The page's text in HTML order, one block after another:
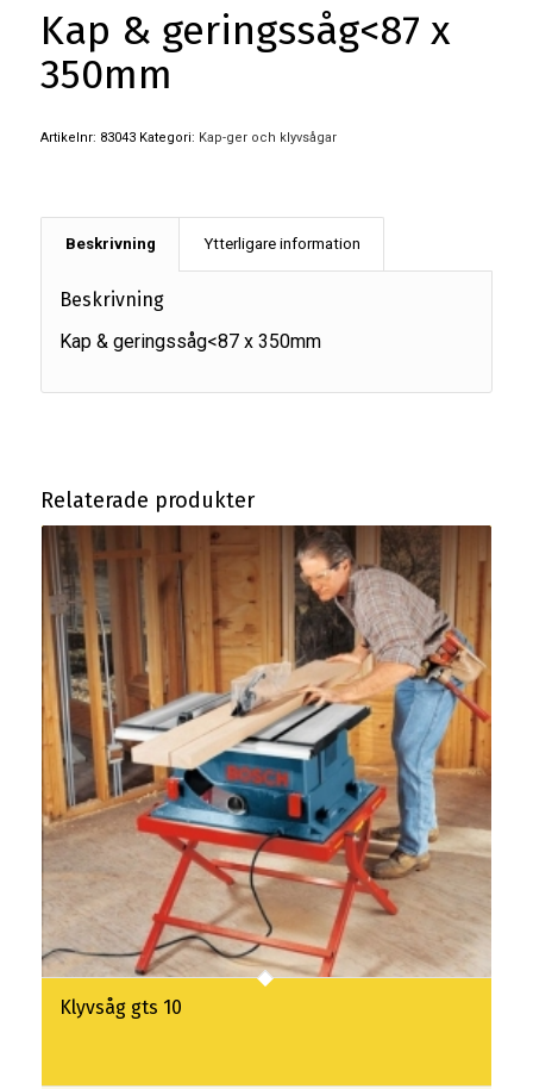
Kap & geringssåg<87 x
350mm
Artikelnr: 83043 Kategori: Kap-ger och klyvsågar
Beskrivning Ytterligare information
Beskrivning
Kap & geringssåg<87 x 350mm
Relaterade produkter
Klyvsåg gts 10